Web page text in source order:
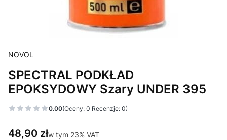
NOVOL
SPECTRAL PODKŁAD
EPOKSYDOWY Szary UNDER 395
0.00(Oceny: 0 Recenzje: 0)
Cena
48,90 złw tym 23% VAT
w tym 23% VAT